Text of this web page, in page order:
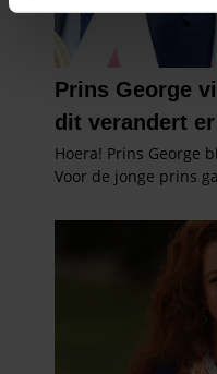
intrekken in de
We gebruiken cookies
personaliseren, om
en om ons
partners voor social
informatie die u aan ze
verzameld op basis van
gaat akkoord met onze